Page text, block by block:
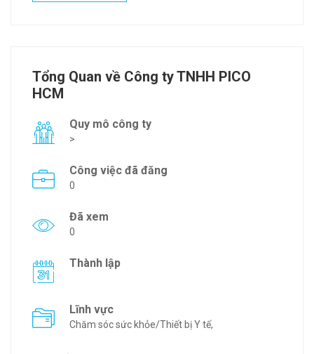
Tổng Quan về Công ty TNHH PICO
HCM
Quy mô công ty
>
Công việc đã đăng
0
Đã xem
0
Thành lập
Lĩnh vực
Chăm sóc sức khỏe/Thiết bị Y tế,